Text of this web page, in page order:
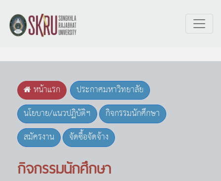
หน้าแรก
ประกาศมหาวิทยาลัย
นโยบาย/แนวปฏิบัติฯ
กิจกรรมนักศึกษา
สมัครงาน
จัดซื้อจัดจ้าง
กิจกรรมนักศึกษา